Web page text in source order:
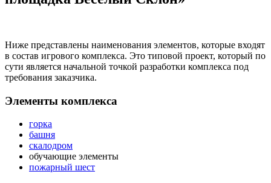
Ниже представлены наименования элементов, которые входят
в состав игрового комплекса. Это типовой проект, который по
сути является начальной точкой разработки комплекса под
требования заказчика.
Элементы комплекса
горка
башня
скалодром
обучающие элементы
пожарный шест